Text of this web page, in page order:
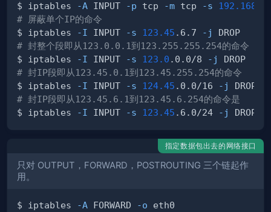
$ iptables
-A INPUT -p tcp -m tcp -s 192.168
# 屏蔽单个IP的命令
$ iptables
-I INPUT -s 123.45 .6.7 -j
# 封整个段即从123.0.0.1到123.255.255.254的命令
$ iptables
-I INPUT -s 123.0 .0.0/8 -j
# 封IP段即从123.45.0.1到123.45.255.254的命令
$ iptables
-I INPUT -s 124.45 .0.0/16 -j
# 封IP段即从123.45.6.1到123.45.6.254的命令是
$ iptables
-I INPUT -s 123.45 .6.0/24 -j
指定数据包出去的网络接口
只对 OUTPUT，FORWARD，POSTROUTING 三个链起作
用。
$ iptables -A FORWARD -o